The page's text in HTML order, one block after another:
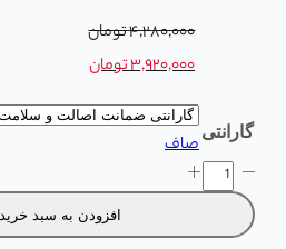
۴,۲۸۰,۰۰۰تومان
۳,۹۲۰,۰۰۰تومان
گارانتی
صاف
افزودن به سبد خرید